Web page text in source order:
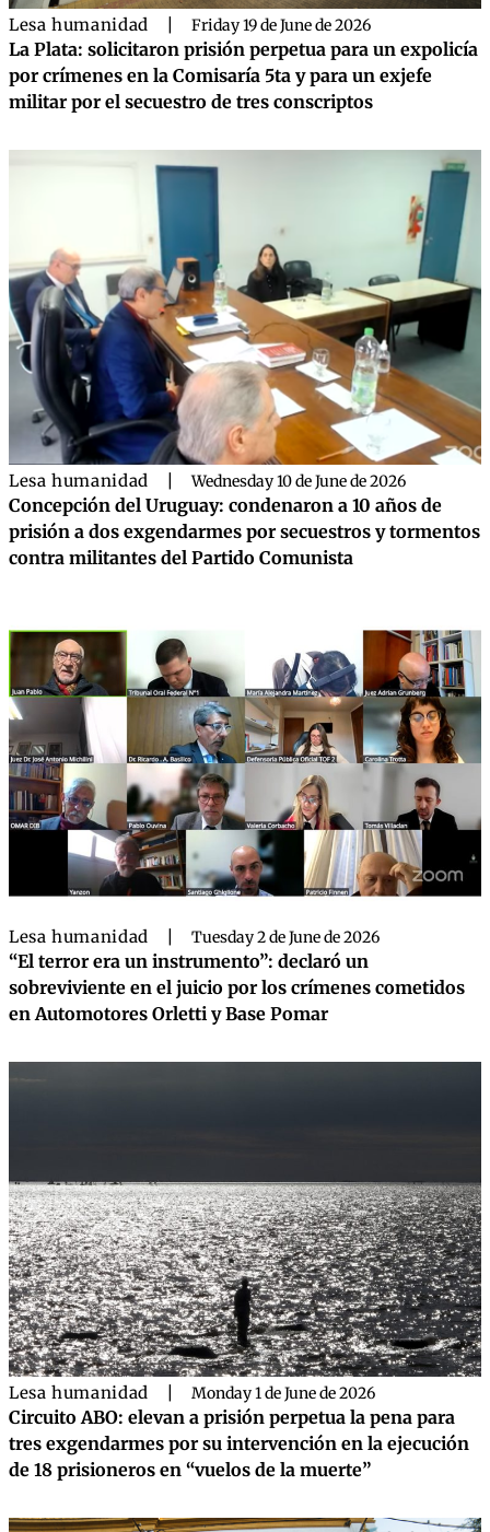
Lesa humanidad Friday 19 de June de 2026
La Plata: solicitaron prisión perpetua para un expolicía
por crímenes en la Comisaría 5ta y para un exjefe
militar por el secuestro de tres conscriptos
Lesa humanidad Wednesday 10 de June de 2026
Concepción del Uruguay: condenaron a 10 años de
prisión a dos exgendarmes por secuestros y tormentos
contra militantes del Partido Comunista
Lesa humanidad Tuesday 2 de June de 2026
“El terror era un instrumento”: declaró un
sobreviviente en el juicio por los crímenes cometidos
en Automotores Orletti y Base Pomar
Lesa humanidad Monday 1 de June de 2026
Circuito ABO: elevan a prisión perpetua la pena para
tres exgendarmes por su intervención en la ejecución
de 18 prisioneros en “vuelos de la muerte”